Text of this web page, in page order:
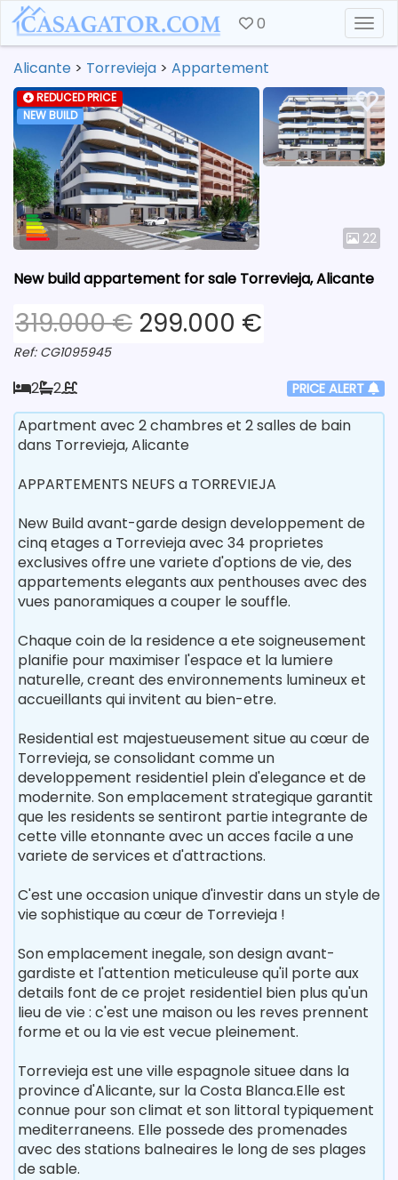
0
Alicante > Torrevieja > Appartement
22
REDUCED PRICE
NEW BUILD
New build appartement for sale Torrevieja, Alicante
319.000 € 299.000 €
Ref: CG1095945
2 2 PRICE ALERT
Apartment avec 2 chambres et 2 salles de bain
dans Torrevieja, Alicante
APPARTEMENTS NEUFS a TORREVIEJA
New Build avant-garde design developpement de
cinq etages a Torrevieja avec 34 proprietes
exclusives offre une variete d'options de vie, des
appartements elegants aux penthouses avec des
vues panoramiques a couper le souffle.
Chaque coin de la residence a ete soigneusement
planifie pour maximiser l'espace et la lumiere
naturelle, creant des environnements lumineux et
accueillants qui invitent au bien-etre.
Residential est majestueusement situe au cœur de
Torrevieja, se consolidant comme un
developpement residentiel plein d'elegance et de
modernite. Son emplacement strategique garantit
que les residents se sentiront partie integrante de
cette ville etonnante avec un acces facile a une
variete de services et d'attractions.
C'est une occasion unique d'investir dans un style de
vie sophistique au cœur de Torrevieja !
Son emplacement inegale, son design avant-
gardiste et l'attention meticuleuse qu'il porte aux
details font de ce projet residentiel bien plus qu'un
lieu de vie : c'est une maison ou les reves prennent
forme et ou la vie est vecue pleinement.
Torrevieja est une ville espagnole situee dans la
province d'Alicante, sur la Costa Blanca.Elle est
connue pour son climat et son littoral typiquement
mediterraneens. Elle possede des promenades
avec des stations balneaires le long de ses plages
de sable.